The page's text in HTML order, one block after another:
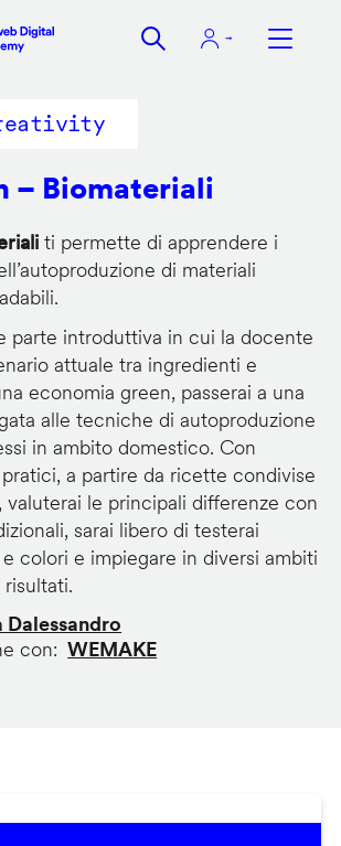
– Biomateriali
ti permette di apprendere i
di materiali
parte introduttiva in cui la docente
attuale tra ingredienti e
economia green, passerai a una
alle tecniche di autoproduzione
in ambito domestico. Con
a partire da ricette condivise
valuterai le principali differenze con
sarai libero di testerai
colori e impiegare in diversi ambiti
Dalessandro
con
WEMAKE